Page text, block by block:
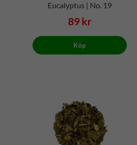
Eucalyptus | No. 19
89 kr
Köp